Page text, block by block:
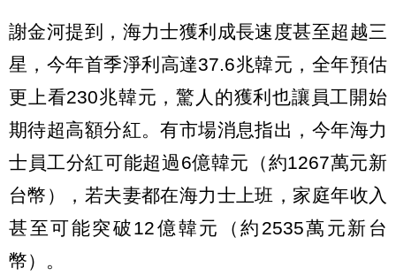
謝金河提到，海力士獲利成長速度甚至超越三
星，今年首季淨利高達37.6兆韓元，全年預估
更上看230兆韓元，驚人的獲利也讓員工開始
期待超高額分紅。有市場消息指出，今年海力
士員工分紅可能超過6億韓元（約1267萬元新
台幣），若夫妻都在海力士上班，家庭年收入
甚至可能突破12億韓元（約2535萬元新台
幣）。